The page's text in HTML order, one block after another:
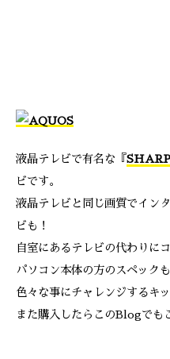
液晶テレビで有名な『 SHARP
ビです。
液晶テレビと同じ画質でイン
ビも！
自室にあるテレビの代わりに
パソコン本体の方のスペック
色々な事にチャレンジするキ
また購入したらこのBlogでも